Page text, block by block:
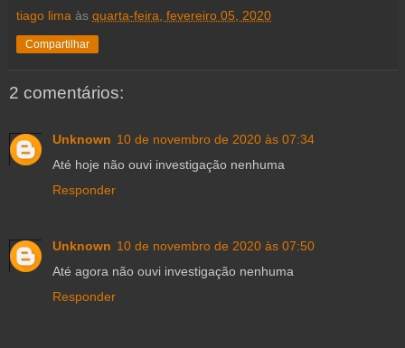
tiago lima às quarta-feira, fevereiro 05, 2020
Compartilhar
2 comentários:
Unknown 10 de novembro de 2020 às 07:34
Até hoje não ouvi investigação nenhuma
Responder
Unknown 10 de novembro de 2020 às 07:50
Até agora não ouvi investigação nenhuma
Responder